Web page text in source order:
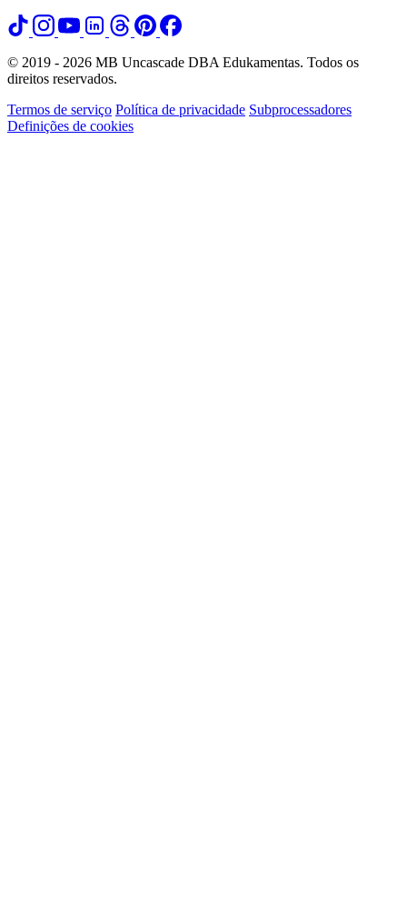
© 2019 - 2026 MB Uncascade DBA Edukamentas. Todos os
direitos reservados.
Termos de serviço Política de privacidade Subprocessadores
Definições de cookies